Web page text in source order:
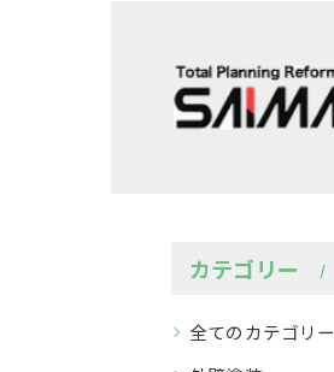
カテゴリー
全てのカテゴリー